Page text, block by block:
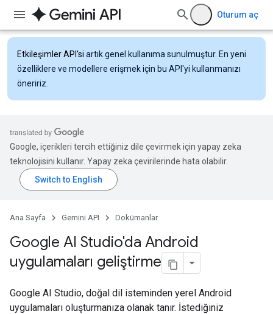
Oturum aç
Etkileşimler API'si artık genel kullanıma sunulmuştur. En yeni
özelliklere ve modellere erişmek için bu API'yi kullanmanızı
öneririz.
Google, içerikleri tercih ettiğiniz dile çevirmek için yapay zeka
teknolojisini kullanır. Yapay zeka çevirilerinde hata olabilir.
Ana Sayfa Gemini API Dokümanlar
Google AI Studio'da Android
uygulamaları geliştirme
Google AI Studio, doğal dil isteminden yerel Android
uygulamaları oluşturmanıza olanak tanır. İstediğiniz